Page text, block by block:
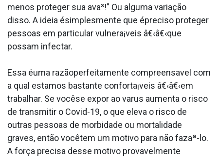
menos proteger sua ava³!" Ou alguma variação
disso. A ideia ésimplesmente que épreciso proteger
pessoas em particular vulnera¡veis â€‹â€‹que
possam infectar.
Essa éuma razãoperfeitamente compreensa­vel com
a qual estamos bastante conforta¡veis â€‹â€‹em
trabalhar. Se vocêse expor ao va­rus aumenta o risco
de transmitir o Covid-19, o que eleva o risco de
outras pessoas de morbidade ou mortalidade
graves, então vocêtem um motivo para não fazaª-lo.
A força precisa desse motivo provavelmente